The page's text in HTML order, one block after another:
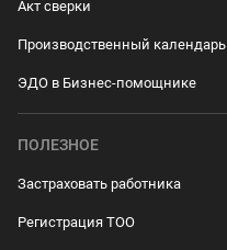
Акт сверки
Производственный календарь
ЭДО в Бизнес-помощнике
ПОЛЕЗНОЕ
Застраховать работника
Регистрация ТОО